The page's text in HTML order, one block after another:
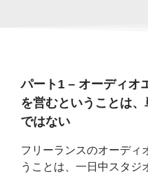
パート1 – オーディオ
を営むということは
ではない
フリーランスのオーディ
うことは、一日中スタジ